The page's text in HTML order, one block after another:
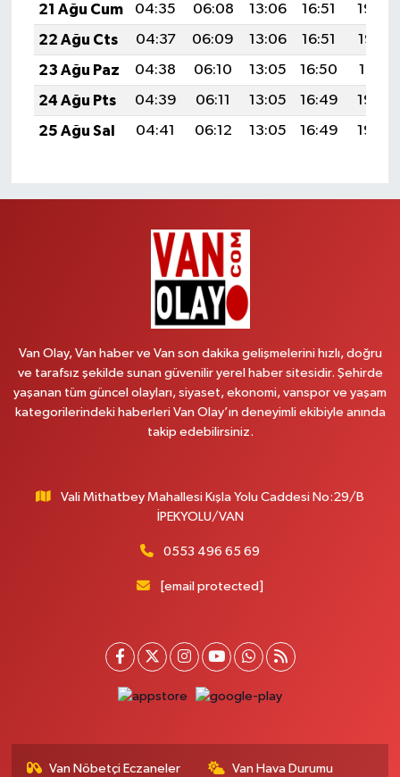
21 Ağu Cum
04:35 06:08 13:06 16:51
19:54
22 Ağu Cts
04:37 06:09 13:06 16:51
19:53
23 Ağu Paz
04:38 06:10 13:05 16:50
19:51
24 Ağu Pts
04:39 06:11 13:05 16:49
19:50
25 Ağu Sal
04:41 06:12 13:05 16:49 19:48
Van Olay, Van haber ve Van son dakika gelişmelerini hızlı, doğru
ve tarafsız şekilde sunan güvenilir yerel haber sitesidir. Şehirde
yaşanan tüm güncel olayları, siyaset, ekonomi, vanspor ve yaşam
kategorilerindeki haberleri Van Olay’ın deneyimli ekibiyle anında
takip edebilirsiniz.
Vali Mithatbey Mahallesi Kışla Yolu Caddesi No:29/B
İPEKYOLU/VAN
0553 496 65 69
[email protected]
Van Nöbetçi Eczaneler Van Hava Durumu